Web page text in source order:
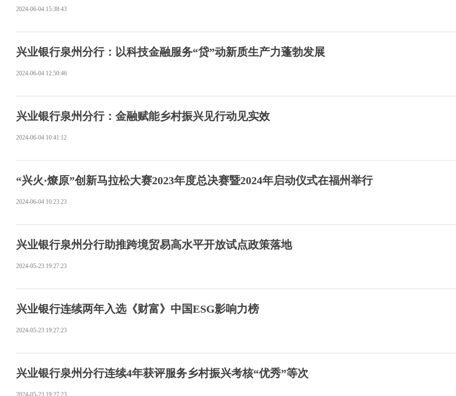
2024-06-04 15:38:43
兴业银行泉州分行：以科技金融服务“贷”动新质生产力蓬勃发展
2024-06-04 12:50:46
兴业银行泉州分行：金融赋能乡村振兴见行动见实效
2024-06-04 10:41:12
“兴火·燎原”创新马拉松大赛2023年度总决赛暨2024年启动仪式在福州举行
2024-06-04 10:23:23
兴业银行泉州分行助推跨境贸易高水平开放试点政策落地
2024-05-23 19:27:23
兴业银行连续两年入选《财富》中国ESG影响力榜
2024-05-23 19:27:23
兴业银行泉州分行连续4年获评服务乡村振兴考核“优秀”等次
2024-05-23 19:27:23